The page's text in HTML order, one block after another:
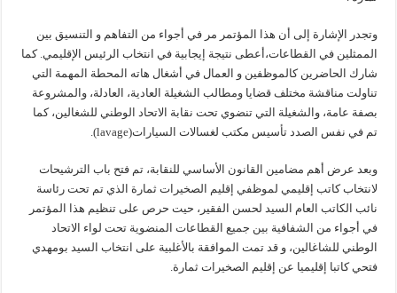
وتجدر الإشارة إلى أن هذا المؤتمر مر في أجواء من التفاهم و التنسيق بين
الممثلين في القطاعات،أعطى نتيجة إيجابية في انتخاب الرئيس الإقليمي. كما
شارك الحاضرين كالموظفين و العمال في أشغال هاته المحطة المهمة التي
تناولت مناقشة مختلف قضايا ومطالب الشغيلة العادية، العادلة، والمشروعة
بصفة عامة، والشغيلة التي تنضوي تحت نقابة الاتحاد الوطني للشغالين، كما
تم في نفس الصدد تأسيس مكتب لغسالات السيارات(lavage).
وبعد عرض أهم مضامين القانون الأساسي للنقابة، تم فتح باب الترشيحات
لانتخاب كاتب إقليمي لموظفي إقليم الصخيرات ثمارة الذي تم تحت رئاسة
نائب الكاتب العام السيد لحسن الفقير، حيت حرص على تنظيم هذا المؤتمر
في أجواء من الشفافية بين جميع القطاعات المنضوية تحت لواء الاتحاد
الوطني للشاغالين، و قد تمت الموافقة بالأغلبية على انتخاب السيد بومهدي
فتحي كاتبا إقليميا عن إقليم الصخيرات ثمارة.